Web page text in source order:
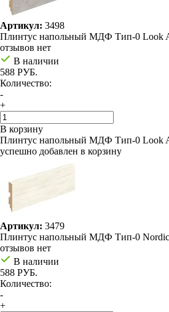
Артикул: 3498
Плинтус напольный МДФ Тип-0 Look
отзывов нет
В наличии
588 РУБ.
Количество:
-
+
В корзину
Плинтус напольный МДФ Тип-0 Look
успешно добавлен в корзину
Артикул: 3479
Плинтус напольный МДФ Тип-0
отзывов нет
В наличии
588 РУБ.
Количество:
-
+